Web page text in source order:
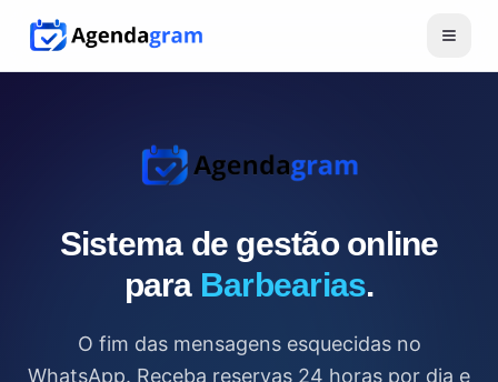
Sistema de gestão online
para Barbearias.
O fim das mensagens esquecidas no
WhatsApp. Receba reservas 24 horas por dia e